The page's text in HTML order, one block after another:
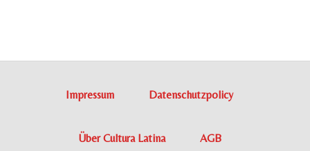
Impressum Datenschutzpolicy
Über Cultura Latina AGB